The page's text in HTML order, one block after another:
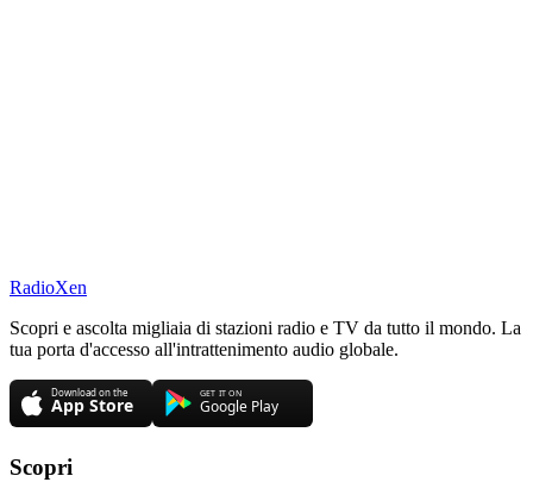
RadioXen
Scopri e ascolta migliaia di stazioni radio e TV da tutto il mondo. La
tua porta d'accesso all'intrattenimento audio globale.
Scopri